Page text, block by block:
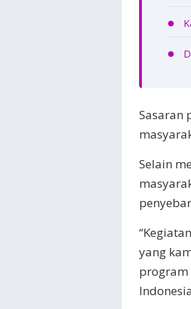
Sasaran
Selain
yang
program